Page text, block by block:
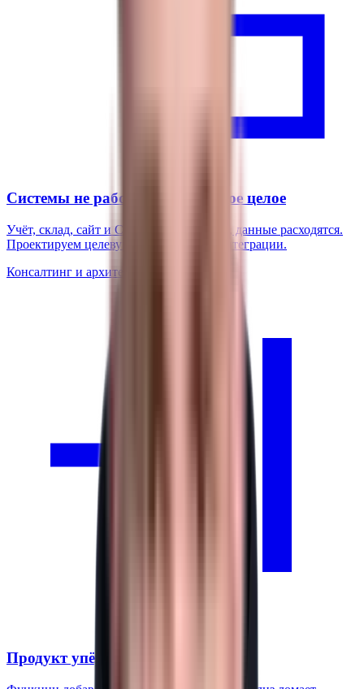
Системы не работают как единое целое
Учёт, склад, сайт и CRM живут порознь, данные расходятся.
Проектируем целевую архитектуру и интеграции.
Консалтинг и архитектура
Продукт упёрся в архитектуру